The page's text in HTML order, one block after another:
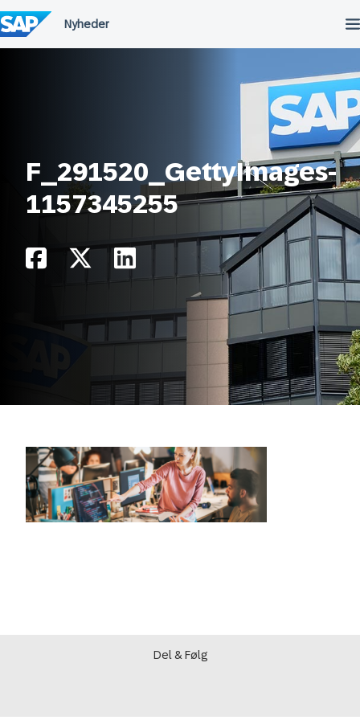
til
indholdet
F_291520_GettyImages-
1157345255
Del & Følg